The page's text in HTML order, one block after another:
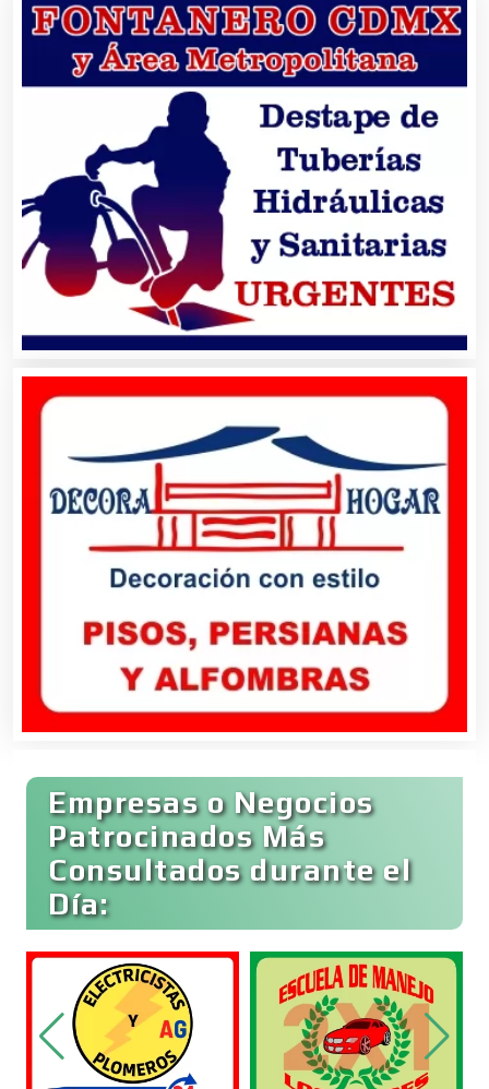
Centros Comerciales
Centros de Espectáculos
Centros de Nutrición
Centros Turísticos
Cibercafés
Clínicas de Belleza
Clínicas de Rehabilitación
Clínicas y Hospitales
Clubes Deportivos
Cocinas Integrales
Combustibles y Lubricantes
Compresores de aire
Empresas o Negocios
Patrocinados Más
Consultados durante el
Día: